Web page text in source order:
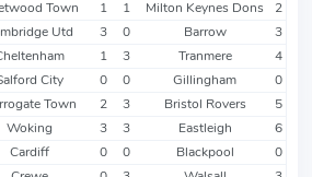
Town 1 1 Milton Keynes Dons 2
Utd 3 0 Barrow 3
1 3 Tranmere 4
City 0 0 Gillingham 0
Town 2 3 Bristol Rovers 5
Woking 3 3 Eastleigh 6
Cardiff 0 0 Blackpool 0